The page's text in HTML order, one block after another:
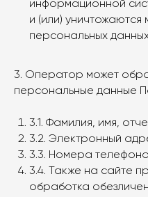
информационной
и (или)
персональных
3. Оператор может
персональные данные
3.1. Фамилия, имя,
3.2. Электронный
3.3. Номера
3.4. Также на сайте
обработка